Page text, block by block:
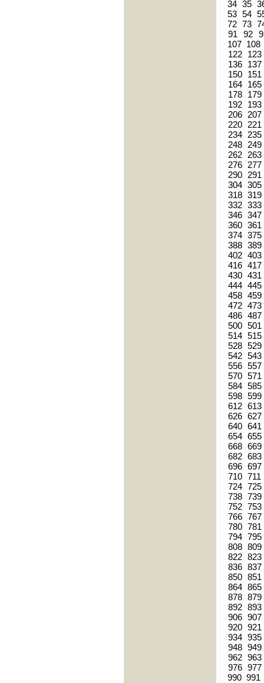
34 35
53 54
72 73
91
92
107 108
122
123
136
137
150
151
164
165
178
179
192
193
206 207
220
221
234
235
248
249
262
263
276
277
290
291
304 305
318 319
332 333
346 347
360 361
374 375
388 389
402 403
416 417
430 431
444 445
458 459
472 473
486 487
500 501
514 515
528 529
542 543
556 557
570 571
584 585
598 599
612 613
626 627
640 641
654 655
668 669
682 683
696 697
710 711
724 725
738 739
752 753
766 767
780 781
794 795
808 809
822 823
836 837
850 851
864 865
878 879
892 893
906 907
920 921
934 935
948 949
962 963
976 977
990 991